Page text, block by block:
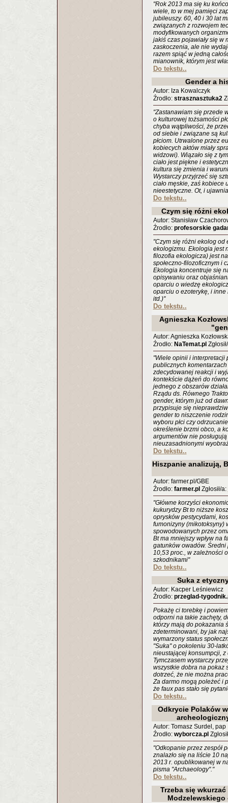
"Rok 2013 ma się ku
wiele, to w mej pamięci
jubileuszy. 60, 40 i 30 lat
związanych z rozwojem
modyfikowanych
jakiś czas pojawiały się w
zaskoczenia, ale nie
razem spiąć w jedną
mianownik, którym jest
Do tekstu..
Gender a
Autor: Iza Kowalczyk
Źrodło: strasznasztuka2
"Zastanawiam się przede
o kulturowej tożsamości
chyba wątpliwości, że
od siebie i związane są
płciom. Utrwalone przez
kobiecych aktów miały
widzowi). Wiązało się z
ciało jest piękne i
kultura się zmienia i
Wystarczy przyjrzeć się
ciało męskie, zaś kobiece
nieestetyczne. Ot, i
Do tekstu..
Czym się różni
Autor: Stanisław
Źrodło: profesorskie
"Czym się różni ekolog od
ekologizmu. Ekologia jest
filozofia ekologicza) jest
społeczno-filozoficznym i
Ekologia koncentruje się
opisywaniu oraz
oparciu o wiedzę
oparciu o ezoterykę, i
itd.)"
Do tekstu..
Agnieszka
Autor: Agnieszka
Źrodło: NaTemat.pl
"Wiele opinii i interpretacji
publicznych
zdecydowanej reakcji i
kontekście dążeń do
jednego z obszarów
Rządu ds. Równego
gender, którym już od
przypisuje się
gender to niszczenie
wyboru płci czy
określenie brzmi obco, a
argumentów nie
nieuzasadnionymi
Do tekstu..
Hiszpanie analizują,
Autor: farmer.pl/GBE
Źrodło: farmer.pl Zgłosił/a:
"Główne korzyści
kukurydzy Bt to niższe
oprysków pestycydami,
fumonizyny (mikotoksyny)
spowodowanych przez
Bt ma mniejszy wpływ na
gatunków owadów.
10,53 proc., w zależności
szkodnikami"
Do tekstu..
Suka z
Autor: Kacper Leśniewicz
Źrodło: przeglad-
Pokażę ci torebkę i
odporni na takie zachęty,
którzy mają do pokazania
zdeterminowani, by jak
wymarzony status
"Suka" o pokoleniu 30-
nieustającej konsumpcji, z
Tymczasem wystarczy
wszystkie dobra na pokaz
dotrzeć, że nie można
Za darmo mogą poleżeć i
że faux pas stało się
Do tekstu..
Odkrycie Polaków
Autor: Tomasz Surdel, pap
Źrodło: wyborcza.pl
"Odkopanie przez zespół
znalazło się na liście 10
2013 r. opublikowanej w
pisma "Archaeology"."
Do tekstu..
Trzeba się
Modzelewskiego